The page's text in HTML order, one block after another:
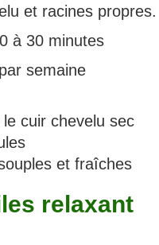
et racines propres.
à 30 minutes
semaine
cuir chevelu sec
et fraîches
relaxant